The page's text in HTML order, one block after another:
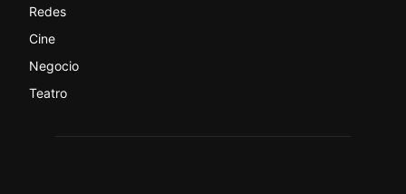
Redes
Cine
Negocio
Teatro